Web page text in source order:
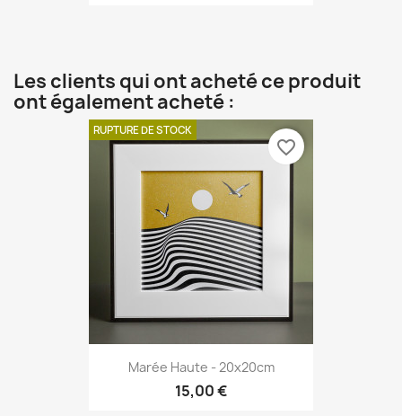
Les clients qui ont acheté ce produit
ont également acheté :
Marée Haute - 20x20cm
15,00 €
RUPTURE DE STOCK
favorite_border